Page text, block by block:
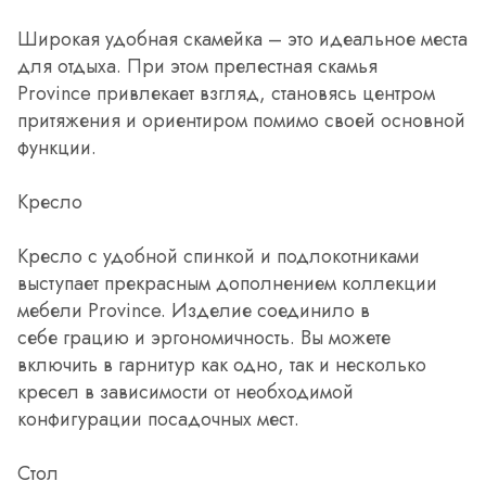
Широкая удобная скамейка – это идеальное места
для отдыха. При этом прелестная скамья
Province привлекает взгляд, становясь центром
притяжения и ориентиром помимо своей основной
функции.
Кресло
Кресло с удобной спинкой и подлокотниками
выступает прекрасным дополнением коллекции
мебели Province. Изделие соединило в
себе грацию и эргономичность. Вы можете
включить в гарнитур как одно, так и несколько
кресел в зависимости от необходимой
конфигурации посадочных мест.
Стол